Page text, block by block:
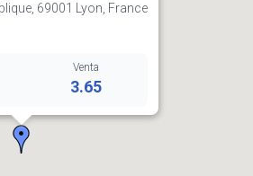
69001 Lyon, France
Venta
3.65